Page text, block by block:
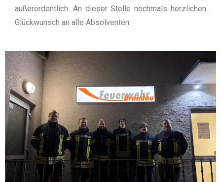
außerordentlich. An dieser Stelle nochmals herzlichen
Glückwunsch an alle Absolventen.